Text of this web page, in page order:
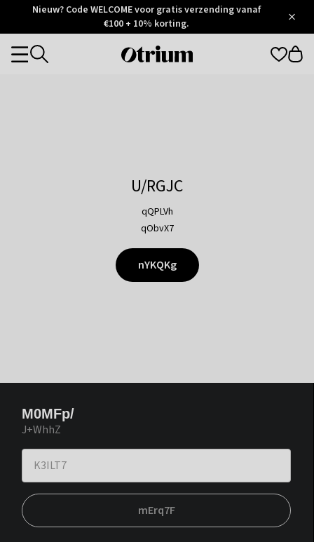
Otrium
Trustpilot
Nieuw? Code WELCOME voor gratis verzending vanaf
€100 + 10% korting.
Otrium
Categories
U/RGJC
qQPLVh
qObvX7
nYKQKg
M0MFp/
J+WhhZ
mErq7F